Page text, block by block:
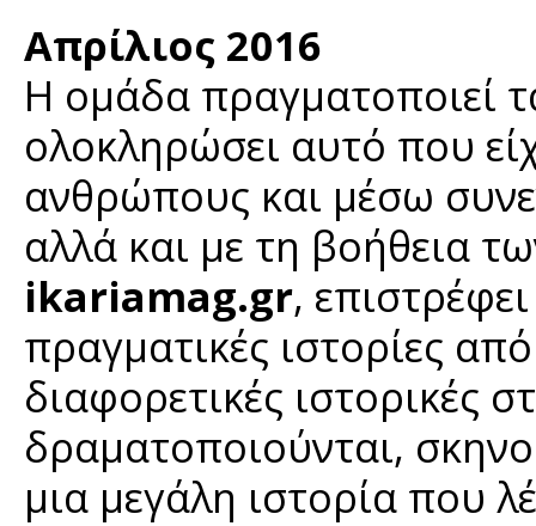
Απρίλιος 2016
Η ομάδα πραγματοποιεί
ολοκληρώσει αυτό που
ανθρώπους και μέσω
αλλά και με τη βοήθεια
ikariamag.gr,
πραγματικές ιστορίες
διαφορετικές ιστορικές
δραματοποιούνται,
μια μεγάλη ιστορία που